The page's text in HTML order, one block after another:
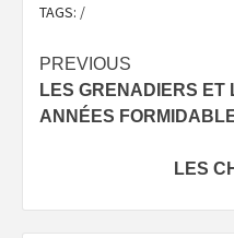
TAGS: /
Post
navigation
PREVIOUS
LES GRENADIERS ET
ANNÉES
LES